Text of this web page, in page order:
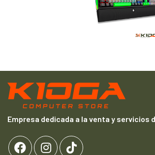
Empresa dedicada a la venta y servicios